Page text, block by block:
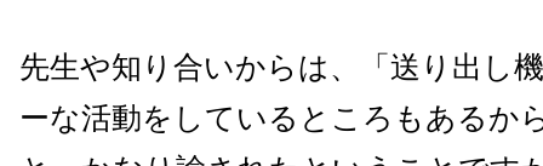
先生や知り合いからは、「送り出し
ーな活動をしているところもあるか